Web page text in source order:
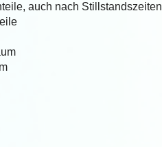
auch nach Stillstandszeiten